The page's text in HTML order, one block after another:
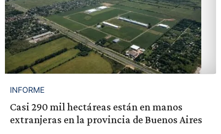
INFORME
Casi 290 mil hectáreas están en manos
extranjeras en la provincia de Buenos Aires